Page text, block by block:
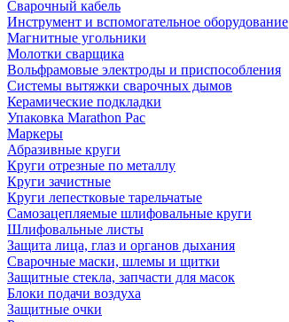
Сварочный кабель
Инструмент и вспомогательное оборудование
Магнитные угольники
Молотки сварщика
Вольфрамовые электроды и приспособления
Системы вытяжки сварочных дымов
Керамические подкладки
Упаковка Marathon Pac
Маркеры
Абразивные круги
Круги отрезные по металлу
Круги зачистные
Круги лепестковые тарельчатые
Самозацепляемые шлифовальные круги
Шлифовальные листы
Защита лица, глаз и органов дыхания
Сварочные маски, шлемы и щитки
Защитные стекла, запчасти для масок
Блоки подачи воздуха
Защитные очки